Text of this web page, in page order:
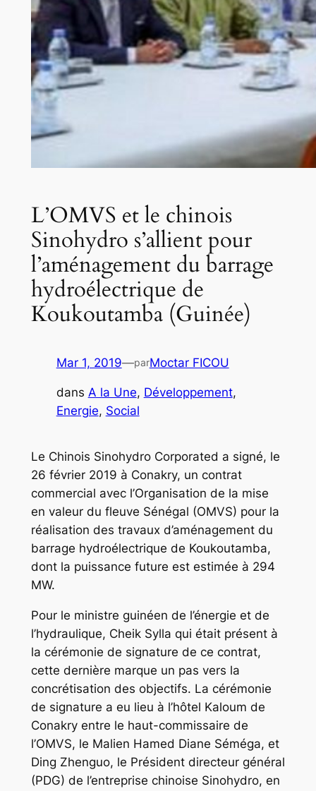
L’OMVS et le chinois
Sinohydro s’allient pour
l’aménagement du barrage
hydroélectrique de
Koukoutamba (Guinée)
Mar 1, 2019—parMoctar FICOU
dans A la Une, Développement
Energie, Social
Le Chinois Sinohydro Corporated a signé, le
26 février 2019 à Conakry, un contrat
commercial avec l’Organisation de la mise
en valeur du fleuve Sénégal (OMVS) pour la
réalisation des travaux d’aménagement du
barrage hydroélectrique de Koukoutamba,
dont la puissance future est estimée à 294
MW.
Pour le ministre guinéen de l’énergie et de
l’hydraulique, Cheik Sylla qui était présent à
la cérémonie de signature de ce contrat,
cette dernière marque un pas vers la
concrétisation des objectifs. La cérémonie
de signature a eu lieu à l’hôtel Kaloum de
Conakry entre le haut-commissaire de
l’OMVS, le Malien Hamed Diane Séméga, et
Ding Zhenguo, le Président directeur général
(PDG) de l’entreprise chinoise Sinohydro, en